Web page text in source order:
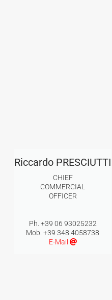
Riccardo PRESCIUTTI
CHIEF
COMMERCIAL
OFFICER
Ph. +39 06 93025232
Mob. +39 348 4058738
E-Mail